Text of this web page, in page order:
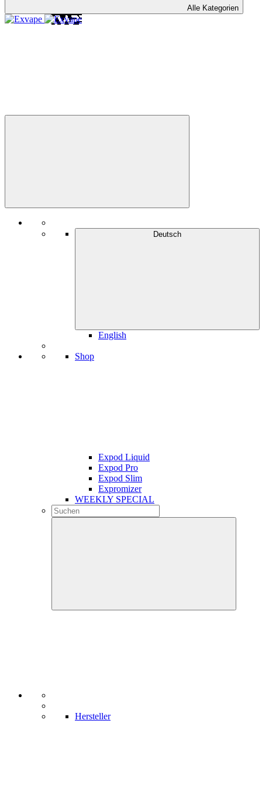
Alle Kategorien
Deutsch
English
Shop
Expod Liquid
Expod Pro
Expod Slim
Expromizer
WEEKLY SPECIAL
Hersteller